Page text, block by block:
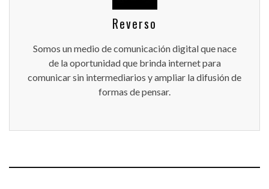
Reverso
Somos un medio de comunicación digital que nace
de la oportunidad que brinda internet para
comunicar sin intermediarios y ampliar la difusión de
formas de pensar.